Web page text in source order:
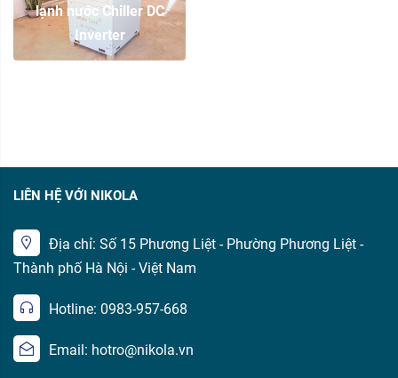
lạnh nước Chiller DC
Inverter
LIÊN HỆ VỚI NIKOLA
Địa chỉ: Số 15 Phương Liệt - Phường Phương Liệt -
Thành phố Hà Nội - Việt Nam
Hotline: 0983-957-668
Email: hotro@nikola.vn